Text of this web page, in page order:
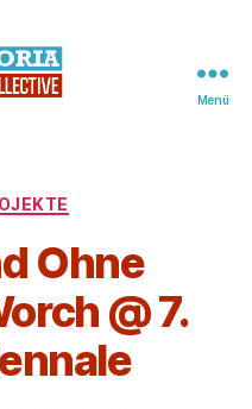
Menü
Ohne
@ 7.